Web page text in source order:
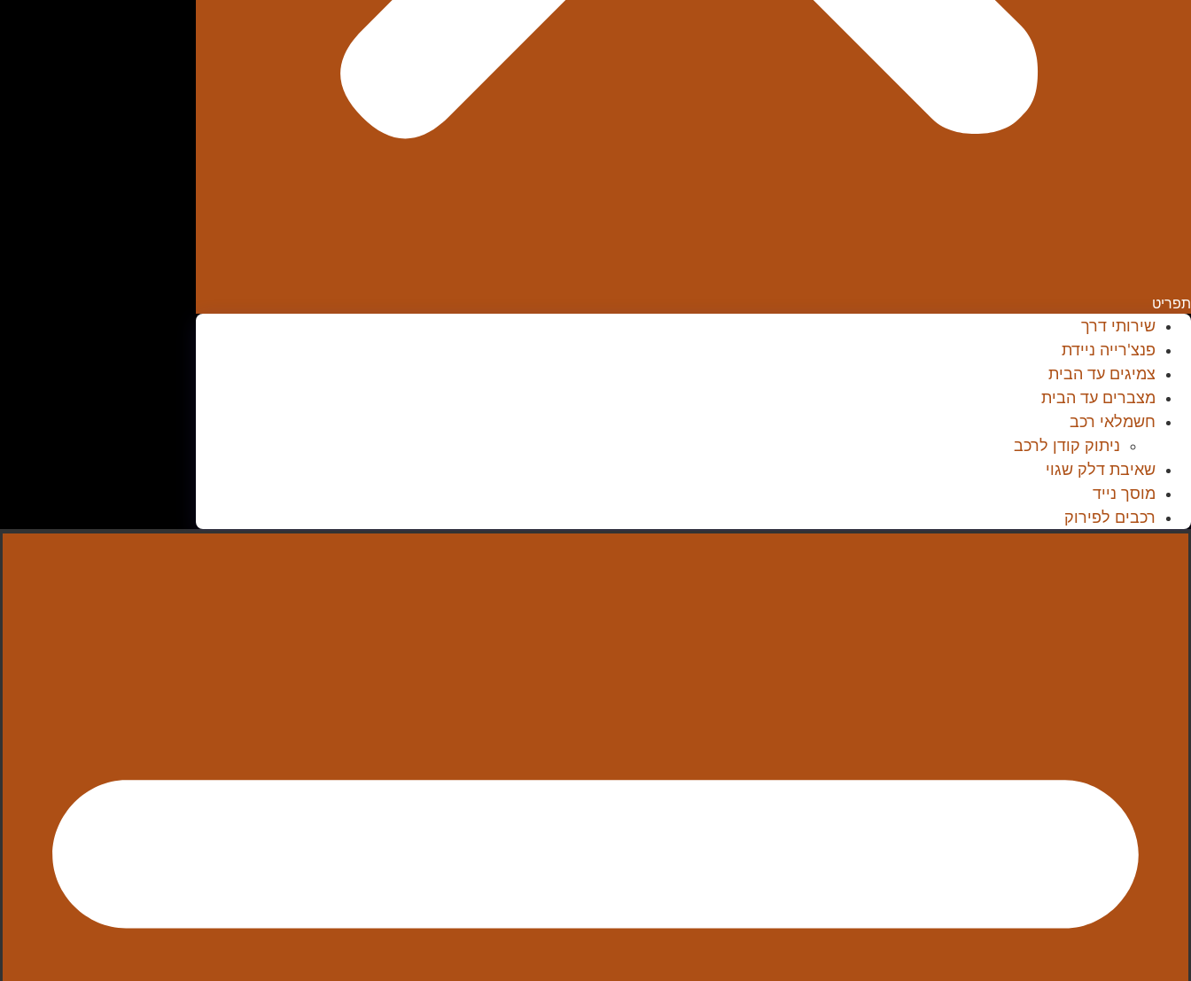
תפריט
שירותי דרך
פנצ'רייה ניידת
צמיגים עד הבית
מצברים עד הבית
חשמלאי רכב
ניתוק קודן לרכב
שאיבת דלק שגוי
מוסך נייד
רכבים לפירוק